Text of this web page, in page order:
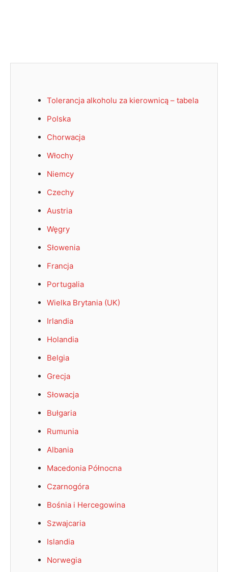
Tolerancja alkoholu za kierownicą – tabela
Polska
Chorwacja
Włochy
Niemcy
Czechy
Austria
Węgry
Słowenia
Francja
Portugalia
Wielka Brytania (UK)
Irlandia
Holandia
Belgia
Grecja
Słowacja
Bułgaria
Rumunia
Albania
Macedonia Północna
Czarnogóra
Bośnia i Hercegowina
Szwajcaria
Islandia
Norwegia